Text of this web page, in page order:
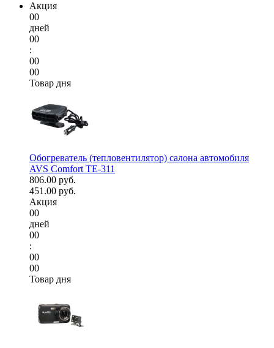
Акция
00
дней
00
:
00
00
Товар дня
Обогреватель (тепловентилятор) салона автомобиля
AVS Comfort TE-311
806.00 руб.
451.00 руб.
Акция
00
дней
00
:
00
00
Товар дня